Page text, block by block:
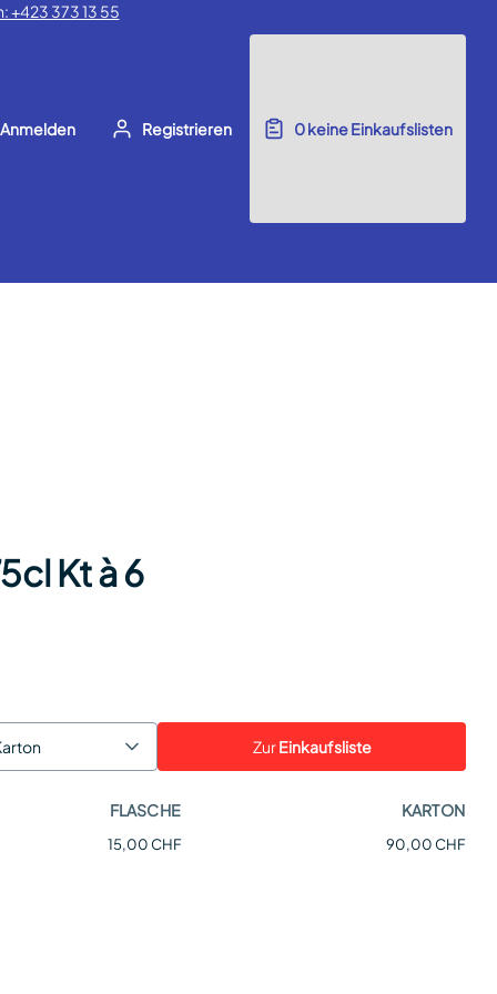
+423 373 13 55
Anmelden Registrieren 0keine Einkaufslisten
Kt à 6
ZurEinkaufsliste
FLASCHE KARTON
15,00 CHF 90,00 CHF